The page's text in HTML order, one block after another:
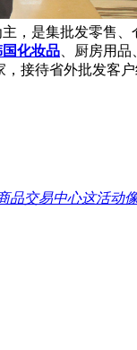
，是集批发零售
国化妆品 、厨房用
接待省外批发客
品交易中心这活动